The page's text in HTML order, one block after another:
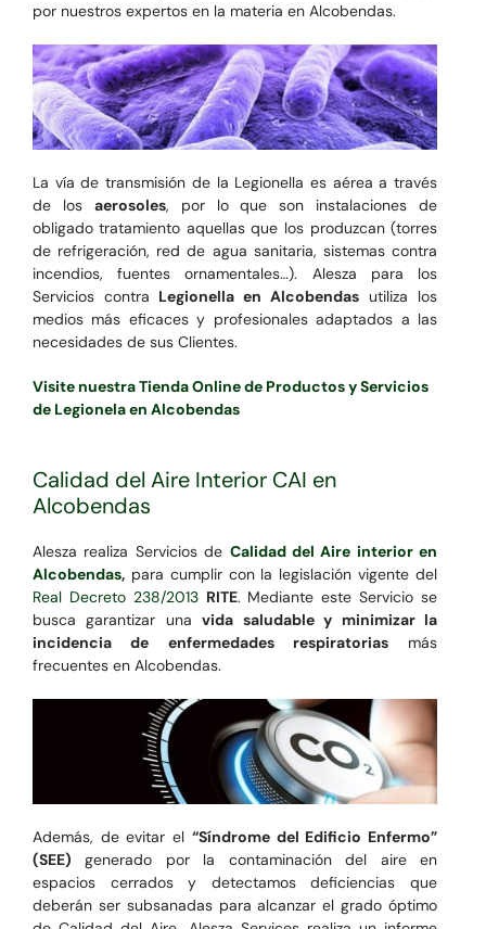
por nuestros expertos en la materia en Alcobendas.
La vía de transmisión de la Legionella es aérea a través
de los aerosoles, por lo que son instalaciones de
obligado tratamiento aquellas que los produzcan (torres
de refrigeración, red de agua sanitaria, sistemas contra
incendios, fuentes ornamentales…). Alesza para los
Servicios contra Legionella en Alcobendas utiliza los
medios más eficaces y profesionales adaptados a las
necesidades de sus Clientes.
Visite nuestra Tienda Online de Productos y Servicios
de Legionela en Alcobendas
Calidad del Aire Interior CAI en
Alcobendas
Alesza realiza Servicios de Calidad del Aire interior en
Alcobendas,para cumplir con la legislación vigente del
Real Decreto 238/2013 RITE. Mediante este Servicio se
busca garantizar unavida saludable y minimizar la
incidencia de enfermedades respiratoriasmás
frecuentes en Alcobendas.
Además, de evitar el “Síndrome del Edificio Enfermo”
(SEE) generado por la contaminación del aire en
espacios cerrados y detectamos deficiencias que
deberán ser subsanadas para alcanzar el grado óptimo